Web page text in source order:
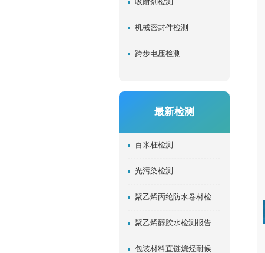
吸附剂检测
机械密封件检测
跨步电压检测
最新检测
百米桩检测
光污染检测
聚乙烯丙纶防水卷材检测报告
聚乙烯醇胶水检测报告
包装材料直链烷烃耐候检测